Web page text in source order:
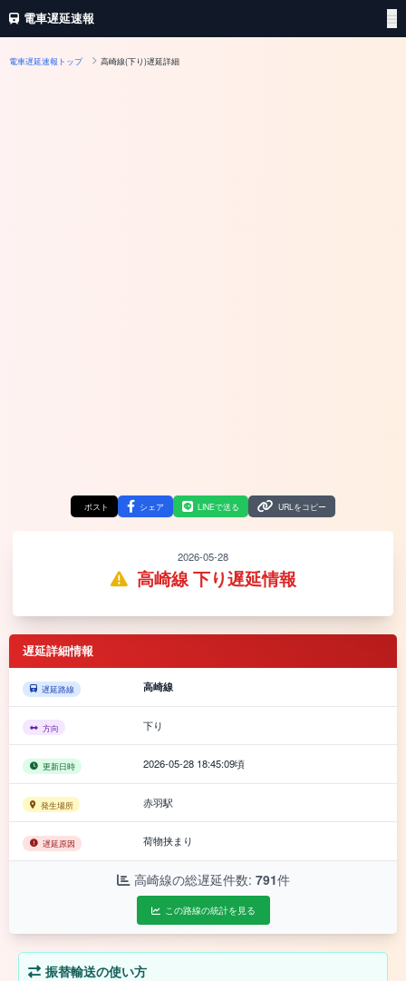
電車遅延速報
電車遅延速報トップ 高崎線(下り)遅延詳細
ポスト シェア LINEで送る URLをコピー
2026-05-28
高崎線 下り遅延情報
遅延詳細情報
遅延路線 高崎線
方向 下り
更新日時 2026-05-28 18:45:09頃
発生場所 赤羽駅
遅延原因 荷物挟まり
高崎線の総遅延件数: 791件
この路線の統計を見る
振替輸送の使い方